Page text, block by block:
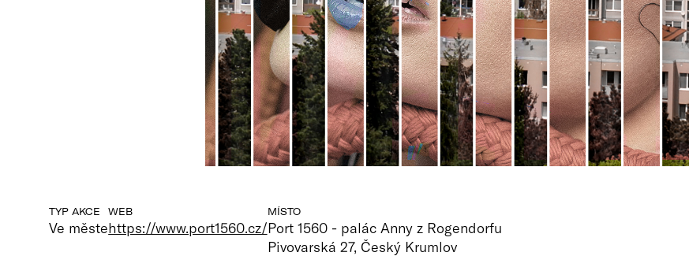
TYP AKCE
Ve měste
WEB
https://www.port1560.cz/
MÍSTO
Port 1560 - palác Anny z Rogendorfu
Pivovarská 27, Český Krumlov